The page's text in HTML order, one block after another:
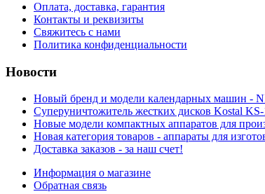
Оплата, доставка, гарантия
Контакты и реквизиты
Свяжитесь с нами
Политика конфиденциальности
Новости
Новый бренд и модели календарных машин -
Суперуничтожитель жестких дисков Kostal
Новые модели компактных аппаратов для
Новая категория товаров - аппараты для
Доставка заказов - за наш счет!
Информация о магазине
Обратная связь